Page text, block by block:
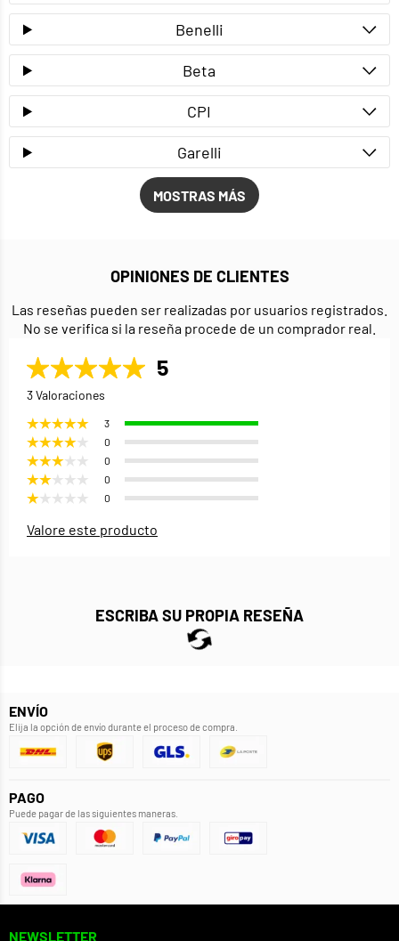
Benelli
Beta
CPI
Garelli
MOSTRAS MÁS
OPINIONES DE CLIENTES
Las reseñas pueden ser realizadas por usuarios registrados.
No se verifica si la reseña procede de un comprador real.
5
3 Valoraciones
3
0
0
0
0
Valore este producto
ESCRIBA SU PROPIA RESEÑA
ENVÍO
Elija la opción de envío durante el proceso de compra.
PAGO
Puede pagar de las siguientes maneras.
NEWSLETTER